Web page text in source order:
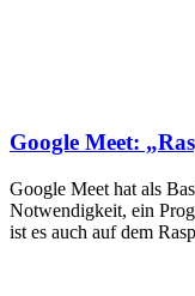
Google Meet:
Google Meet hat als
Notwendigkeit, ein
ist es auch auf dem